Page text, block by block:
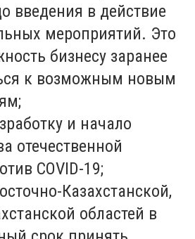
введения в действие
мероприятий. Это
бизнесу заранее
к возможным новым
и начало
отечественной
COVID-19;
Казахстанской,
областей в